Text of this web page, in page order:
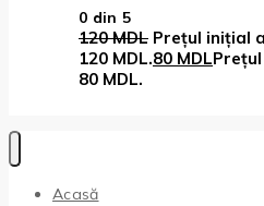
0 din 5
120MDL Prețul inițial
120 MDL.80 MDL
80 MDL.
Acasă